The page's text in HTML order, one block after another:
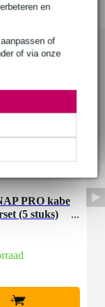
en
of
of via onze
PRO kabe
(5 stuks)
+